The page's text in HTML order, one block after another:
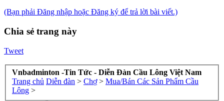
(Bạn phải Đăng nhập hoặc Đăng ký để trả lời bài viết.)
Chia sẻ trang này
Tweet
Vnbadminton -Tin Tức - Diễn Đàn Cầu Lông Việt Nam
Trang chủ Diễn đàn > Chợ > Mua/Bán Các Sản Phẩm Cầu
Lông >